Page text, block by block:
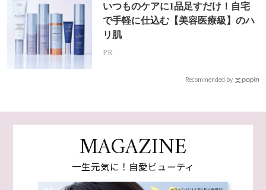
いつものケアに1品足すだけ！自宅
で手軽に仕込む【美容医療級】のハ
リ肌
PR
Recommended by
MAGAZINE
一生元気に！自愛ビューティ